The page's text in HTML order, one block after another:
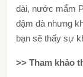
dài, nước mắm
đậm đà nhưng
bạn sẽ thấy sự
>> Tham khảo